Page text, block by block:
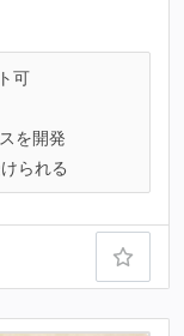
可
を開発
られる